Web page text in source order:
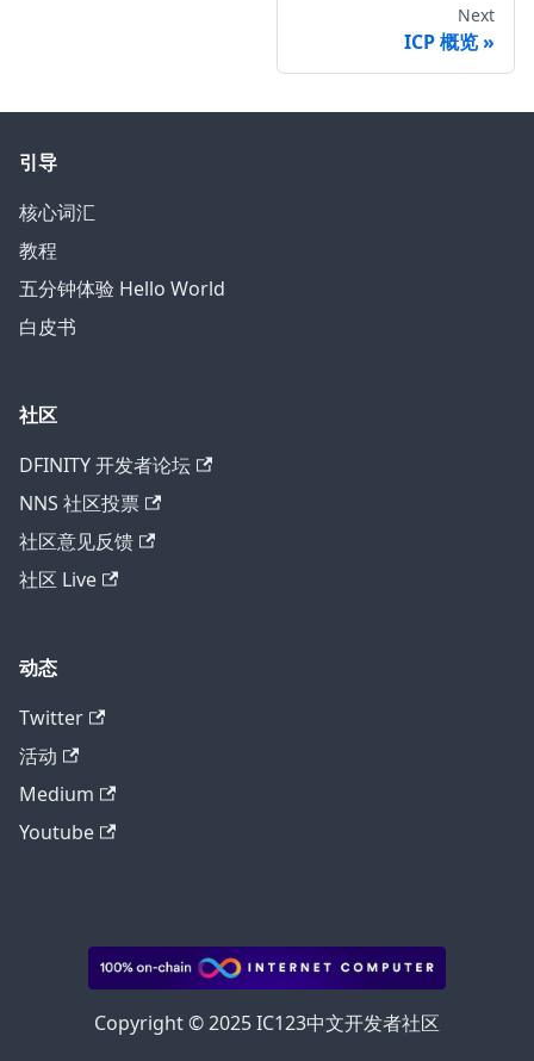
Next
ICP 概览
引导
核心词汇
教程
五分钟体验 Hello World
白皮书
社区
DFINITY 开发者论坛
NNS 社区投票
社区意见反馈
社区 Live
动态
Twitter
活动
Medium
Youtube
Copyright © 2025 IC123中文开发者社区